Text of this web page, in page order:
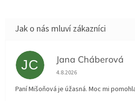
JC Jana Cháberová
Hodnocení obchodu je 5 z
4.8.2026
Paní Mišoňová je úžasná. Moc mi